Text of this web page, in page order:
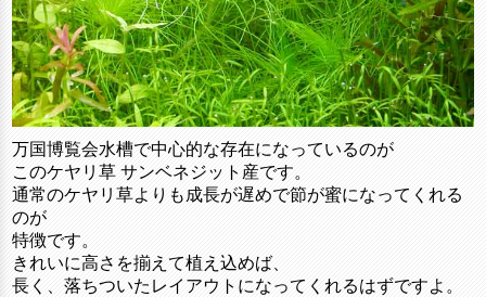
万国博覧会水槽で中心的な存在になっているのが
このケヤリ草 サンベネジット産です。
通常のケヤリ草よりも成長が遅めで節が蜜になってくれる
のが
特徴です。
きれいに高さを揃えて植え込めば、
長く、落ちついたレイアウトになってくれるはずですよ。